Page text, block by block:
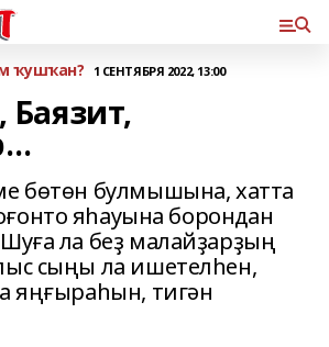
ҡушҡан? 1 СЕНТЯБРЯ 2022, 13:00
Баязит,
бөтөн булмышына, хатта
яһауына борондан
ла беҙ малайҙарҙың
сыңы ла ишетелһен,
яңғыраһын, тигән